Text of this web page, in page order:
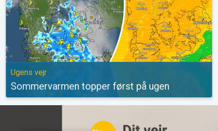
Ugens vejr
Sommervarmen topper først på ugen